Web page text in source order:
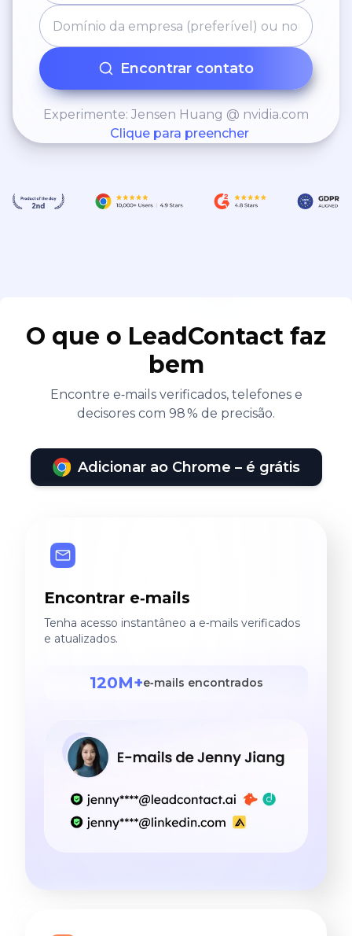
Encontrar contato
Experimente: Jensen Huang @ nvidia.com
Clique para preencher
O que o LeadContact faz
bem
Encontre e‑mails verificados, telefones e
decisores com 98 % de precisão.
Adicionar ao Chrome – é grátis
Encontrar e‑mails
Tenha acesso instantâneo a e‑mails verificados
e atualizados.
120M+e‑mails encontrados